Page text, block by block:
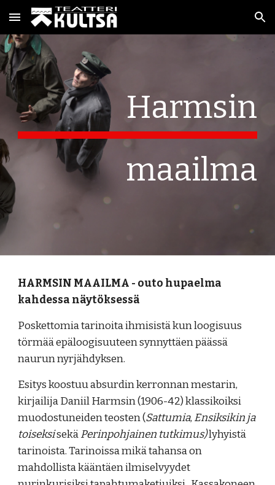
Skip to main content Skip to navigation
Harmsin
maailma
HARMSIN MAAILMA - outo hupaelma
kahdessa näytöksessä
Poskettomia tarinoita ihmisistä kun loogisuus
törmää epäloogisuuteen synnyttäen päässä
naurun nyrjähdyksen.
Esitys koostuu absurdin kerronnan mestarin,
kirjailija Daniil Harmsin (1906-42) klassikoiksi
muodostuneiden teosten (Sattumia, Ensiksikin ja
toiseksisekäPerinpohjainen tutkimus)lyhyistä
tarinoista. Tarinoissa mikä tahansa on
mahdollista kääntäen ilmiselvyydet